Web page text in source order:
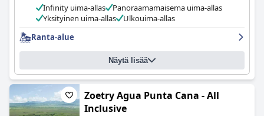
Infinity uima-allas
Panoraamamaisema uima-allas
Yksityinen uima-allas
Ulkouima-allas
Ranta-alue
Näytä lisää
Zoetry Agua Punta Cana - All
Inclusive